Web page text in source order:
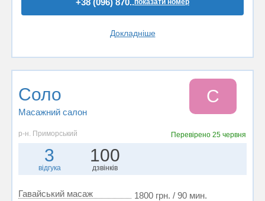
Докладніше
Соло
Масажний салон
С
р-н. Приморський Перевірено25 червня
3
відгука
100
дзвінків
Гавайський масаж 1800 грн. / 90 мин.